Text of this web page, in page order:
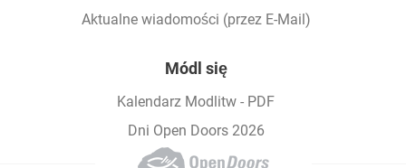
Aktualne wiadomości (przez E-Mail)
Módl się
Kalendarz Modlitw - PDF
Dni Open Doors 2026